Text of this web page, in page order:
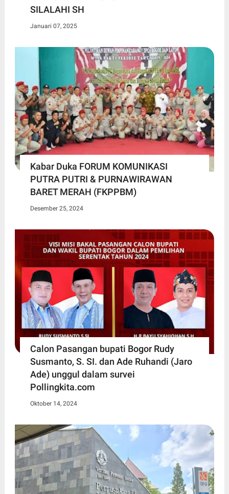
SILALAHI SH
Januari 07, 2025
Kabar Duka FORUM KOMUNIKASI
PUTRA PUTRI & PURNAWIRAWAN
BARET MERAH (FKPPBM)
Desember 25, 2024
Calon Pasangan bupati Bogor Rudy
Susmanto, S. SI. dan Ade Ruhandi (Jaro
Ade) unggul dalam survei
Pollingkita.com
Oktober 14, 2024